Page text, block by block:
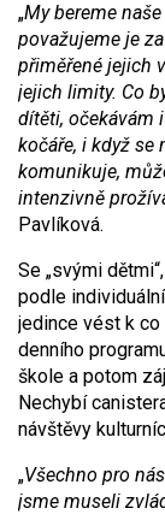
„My bereme
považujeme je
přiměřené jejich
jejich limity. Co
dítěti, očekávám
kočáře, i když se
komunikuje,
intenzivně
Pavlíková.
Se „svými
podle
jedince vést k
denního
škole a potom
Nechybí
návštěvy
„Všechno pro
jsme museli